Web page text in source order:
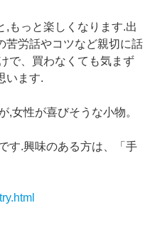
,もっと楽しくなります.出
苦労話やコツなど親切に話
で、買わなくても気まず
います.
,女性が喜びそうな小物。
す.興味のある方は、「手